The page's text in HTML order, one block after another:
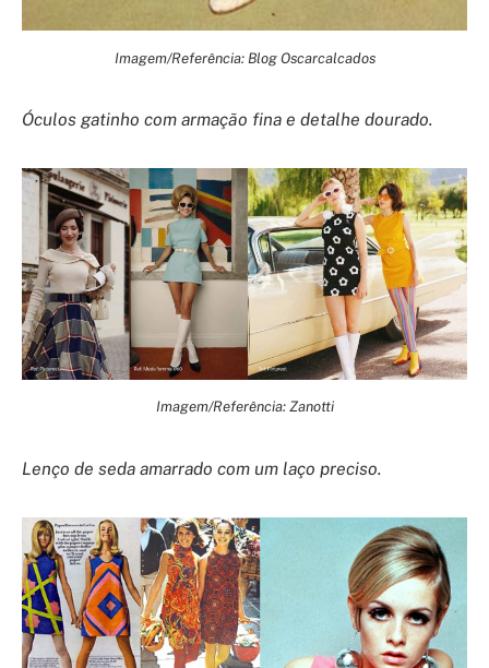
Imagem/Referência: Blog Oscarcalcados
Óculos gatinho com armação fina e detalhe dourado.
Imagem/Referência: Zanotti
Lenço de seda amarrado com um laço preciso.